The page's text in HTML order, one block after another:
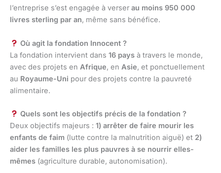
l’entreprise s’est engagée à verser au moins 950 000
livres sterling par an, même sans bénéfice.
Où agit la fondation Innocent ?
La fondation intervient dans 16 pays à travers le monde,
avec des projets en Afrique, en Asie, et ponctuellement
au Royaume-Uni pour des projets contre la pauvreté
alimentaire.
Quels sont les objectifs précis de la fondation ?
Deux objectifs majeurs : 1) arrêter de faire mourir les
enfants de faim (lutte contre la malnutrition aiguë) et 2)
aider les familles les plus pauvres à se nourrir elles-
mêmes (agriculture durable, autonomisation).